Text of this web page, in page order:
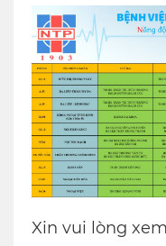
Xin vui lòng